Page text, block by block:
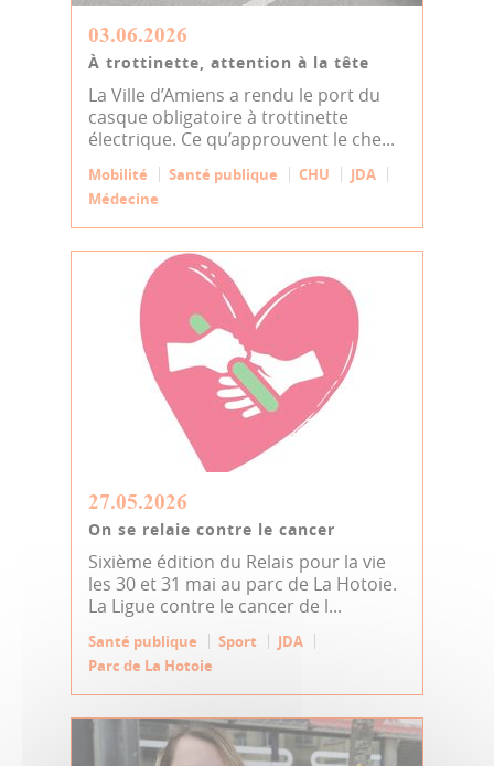
03.06.2026
À trottinette, attention à la tête
La Ville d’Amiens a rendu le port du
casque obligatoire à trottinette
électrique. Ce qu’approuvent le che...
Mobilité Santé publique CHU
JDA
Médecine
27.05.2026
On se relaie contre le cancer
Sixième édition du Relais pour la vie
les 30 et 31 mai au parc de La Hotoie.
La Ligue contre le cancer de l...
Santé publique Sport
JDA
Parc de La Hotoie